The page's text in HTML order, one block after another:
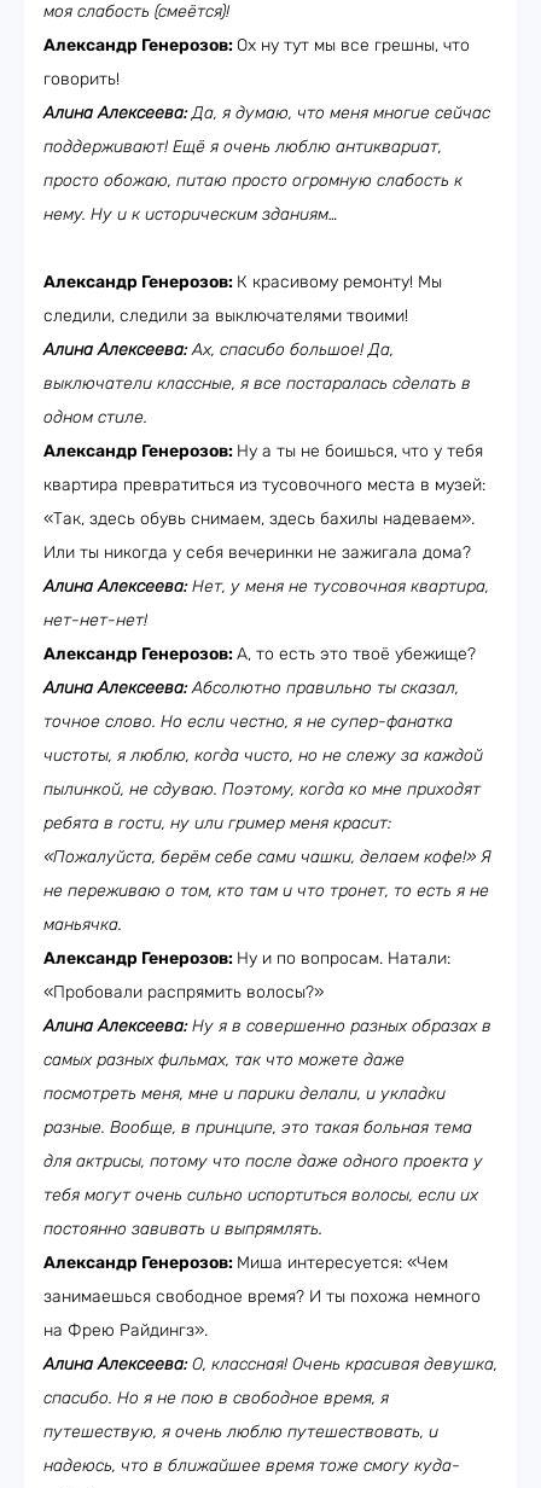
моя слабость (смеётся)!
Александр Генерозов: Ох ну тут мы все грешны, что
говорить!
Алина Алексеева:Да, я думаю, что меня многие сейчас
поддерживают! Ещё я очень люблю антиквариат,
просто обожаю, питаю просто огромную слабость к
нему. Ну и к историческим зданиям…
Александр Генерозов: К красивому ремонту! Мы
следили, следили за выключателями твоими!
Алина Алексеева:Ах, спасибо большое! Да,
выключатели классные, я все постаралась сделать в
одном стиле.
Александр Генерозов: Ну а ты не боишься, что у тебя
квартира превратиться из тусовочного места в музей:
«Так, здесь обувь снимаем, здесь бахилы надеваем».
Или ты никогда у себя вечеринки не зажигала дома?
Алина Алексеева:Нет, у меня не тусовочная квартира,
нет-нет-нет!
Александр Генерозов:А, то есть это твоё убежище?
Алина Алексеева:Абсолютно правильно ты сказал,
точное слово. Но если честно, я не супер-фанатка
чистоты, я люблю, когда чисто, но не слежу за каждой
пылинкой, не сдуваю. Поэтому, когда ко мне приходят
ребята в гости, ну или гример меня красит:
«Пожалуйста, берём себе сами чашки, делаем кофе!» Я
не переживаю о том, кто там и что тронет, то есть я не
маньячка.
Александр Генерозов: Ну и по вопросам. Натали:
«Пробовали распрямить волосы?»
Алина Алексеева:Ну я в совершенно разных образах в
самых разных фильмах, так что можете даже
посмотреть меня, мне и парики делали, и укладки
разные. Вообще, в принципе, это такая больная тема
для актрисы, потому что после даже одного проекта у
тебя могут очень сильно испортиться волосы, если их
постоянно завивать и выпрямлять.
Александр Генерозов: Миша интересуется: «Чем
занимаешься свободное время? И ты похожа немного
на Фрею Райдингз».
Алина Алексеева:О, классная! Очень красивая девушка,
спасибо. Но я не пою в свободное время, я
путешествую, я очень люблю путешествовать, и
надеюсь, что в ближайшее время тоже смогу куда-